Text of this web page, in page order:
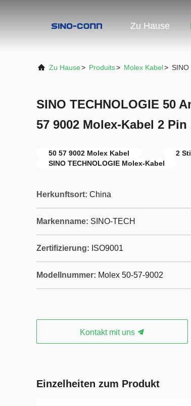
Zu Hause
Zu Hause> Produits> Molex Kabel> SINO
SINO TECHNOLOGIE 50
57 9002 Molex-Kabel 2
50 57 9002 Molex Kabel
2
SINO TECHNOLOGIE Molex-Kabel
Herkunftsort: China
Markenname: SINO-TECH
Zertifizierung: ISO9001
Modellnummer: Molex 50-57-9002
Kontakt mit uns
Einzelheiten zum Produkt